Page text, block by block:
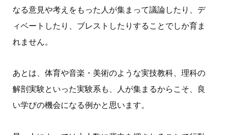
なる意見や考えをもった人が集まって議論したり、デ
ィベートしたり、ブレストしたりすることでしか育ま
れません。
あとは、体育や音楽・美術のような実技教科、理科の
解剖実験といった実験系も、人が集まるからこそ、良
い学びの機会になる例かと思います。